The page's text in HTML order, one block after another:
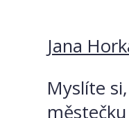
Jana
Myslíte